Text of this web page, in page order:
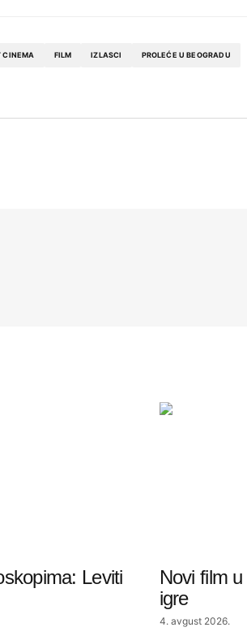
CINEMA FILM IZLASCI PROLEĆE U BEOGRADU
Leviti
Novi film
igre
4. avgust 2026.